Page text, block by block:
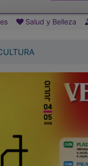
Salud y Belleza